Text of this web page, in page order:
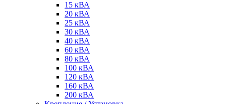
15 кВА
20 кВА
25 кВА
30 кВА
40 кВА
60 кВА
80 кВА
100 кВА
120 кВА
160 кВА
200 кВА